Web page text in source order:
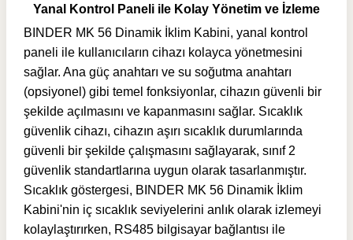
Yanal Kontrol Paneli ile Kolay Yönetim ve İzleme
BINDER MK 56 Dinamik İklim Kabini, yanal kontrol
paneli ile kullanıcıların cihazı kolayca yönetmesini
sağlar. Ana güç anahtarı ve su soğutma anahtarı
(opsiyonel) gibi temel fonksiyonlar, cihazın güvenli bir
şekilde açılmasını ve kapanmasını sağlar. Sıcaklık
güvenlik cihazı, cihazın aşırı sıcaklık durumlarında
güvenli bir şekilde çalışmasını sağlayarak, sınıf 2
güvenlik standartlarına uygun olarak tasarlanmıştır.
Sıcaklık göstergesi, BINDER MK 56 Dinamik İklim
Kabini'nin iç sıcaklık seviyelerini anlık olarak izlemeyi
kolaylaştırırken, RS485 bilgisayar bağlantısı ile